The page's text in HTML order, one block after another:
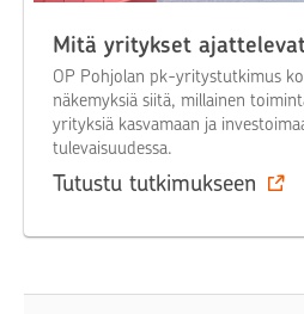
Mitä yritykset
OP Pohjolan pk-yritystutkimus
näkemyksiä siitä, millainen
yrityksiä kasvamaan ja
tulevaisuudessa.
Tutustu tutkimukseen